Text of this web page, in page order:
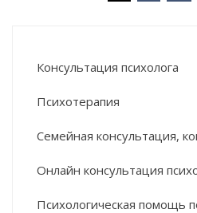
Консультация психолога
Психотерапия
Семейная консультация,
Онлайн консультация
Психологическая помощь